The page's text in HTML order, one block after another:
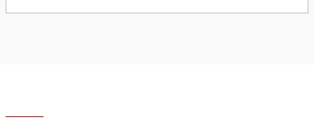
yetersiz gördüğünüz noktaları öneri formunu kullanarak tarafımıza